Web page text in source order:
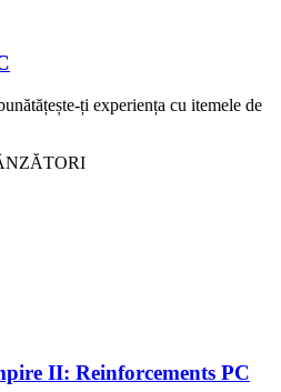
ți experiența cu itemele de
II: Reinforcements PC